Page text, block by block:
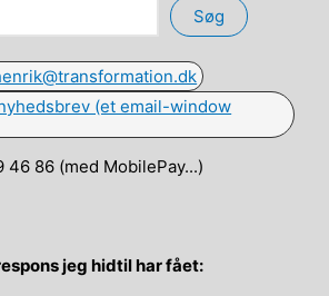
Søg
(et email-window
46 86 (med MobilePay...)
jeg hidtil har fået: